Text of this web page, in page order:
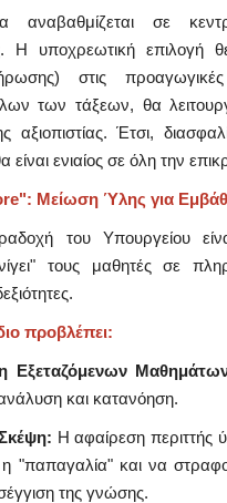
αναβαθμίζεται σε
Η υποχρεωτική επιλογή
στις προαγωγικές
των τάξεων, θα
αξιοπιστίας. Έτσι,
είναι ενιαίος σε όλη την
Μείωση Ύλης για
του Υπουργείου
τους μαθητές σε
προβλέπει:
Εξεταζόμενων
και κατανόηση.
Η αφαίρεση περιττής
η "παπαγαλία" και να
της γνώσης.